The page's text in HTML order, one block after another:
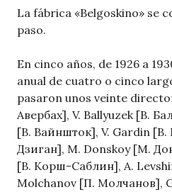
La fábrica «Belgoskino» se
paso.
En cinco años, de 1926 a
anual de cuatro o cinco
pasaron unos veinte
Авербах], V. Ballyuzek [В.
[В. Вайншток], V. Gardin [В.
Дзиган], M. Donskoy [М.
[В. Корш-Саблин], A.
Molchanov [П. Молчанов],